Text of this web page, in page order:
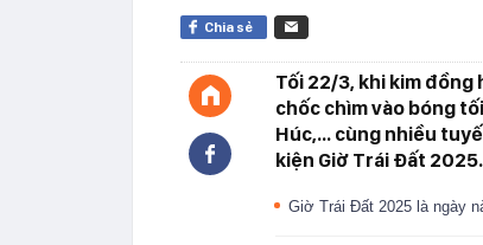
Chia sẻ
Tối 22/3, khi kim đồng
chốc chìm vào bóng
Húc,... cùng nhiều
kiện Giờ Trái Đất 2025.
Giờ Trái Đất 2025 là ngày